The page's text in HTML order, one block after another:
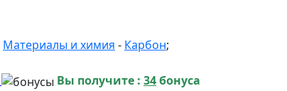
Материалы и химия - Карбон;
Вы получите : 34бонуса